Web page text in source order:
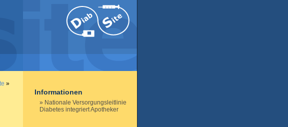
»
Informationen
Nationale Versorgungsleitlinie
Diabetes integriert Apotheker